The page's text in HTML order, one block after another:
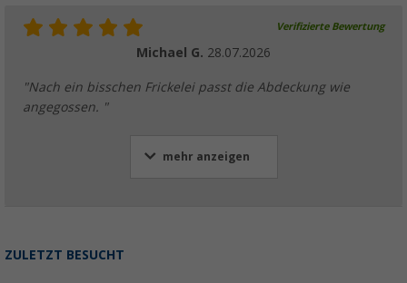
Verifizierte Bewertung
Michael G. 28.07.2026
"Nach ein bisschen Frickelei passt die Abdeckung wie
angegossen. "
mehr anzeigen
ZULETZT BESUCHT